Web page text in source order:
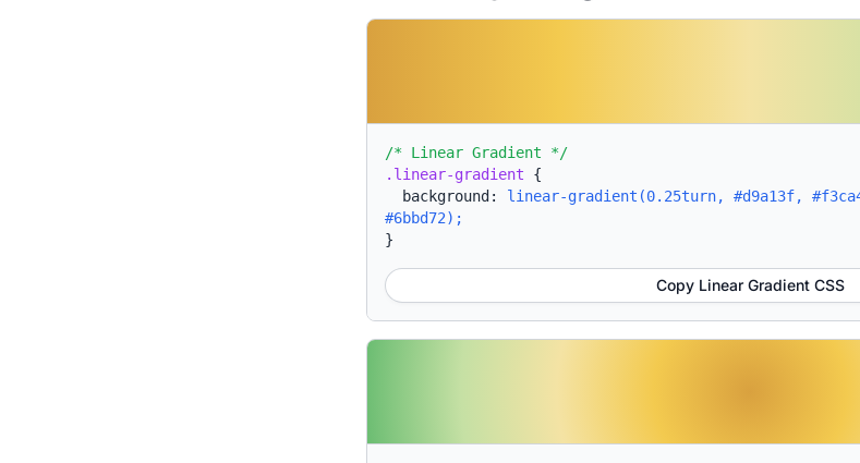
/* Linear Gradient */
.linear-gradient {
background: linear-gradient(0.25turn, #d9a13f,
#6bbd72);
}
Copy Linear Gradient CSS